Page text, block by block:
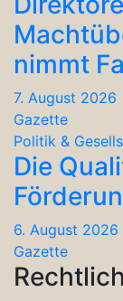
nimmt
7. August 2026
Gazette
Politik &
Die
6. August 2026
Gazette